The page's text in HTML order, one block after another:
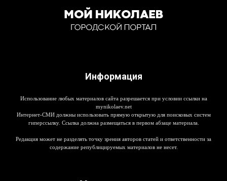
Информация
Использование любых материалов сайта разрешается при условии ссылки на
mynikolaev.net
Интернет-СМИ должны использовать прямую открытую для поисковых систем
гиперссылку. Ссылка должна размещаться в первом абзаце материала.
Редакция может не разделять точку зрения авторов статей и ответственности за
содержание републицируемых материалов не несет.